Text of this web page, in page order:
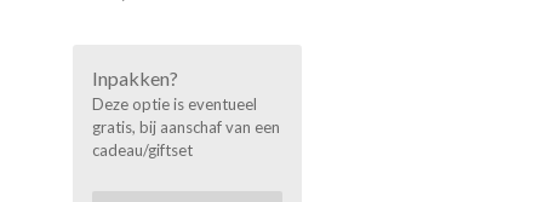
Inpakken?
Deze optie is eventueel
gratis, bij aanschaf van een
cadeau/giftset